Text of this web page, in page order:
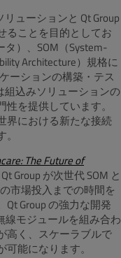
ューションと Qt Group
ることを目的としてお
タ）、SOM（System-
Architecture）規格に
ーションの構築・テス
組込みソリューションの
を提供しています。
界における新たな接続
The Future of
Group が次世代 SOM と
市場投入までの時間を
Group の強力な開発
線モジュールを組み合わ
高く、スケーラブルで
能になります。